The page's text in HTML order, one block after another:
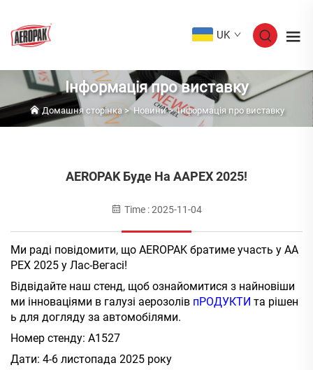
UK
Інформація про виставку
Домашня сторінка>Новини>Інформація про виставку
AEROPAK Буде На AAPEX 2025!
Time : 2025-11-04
Ми раді повідомити, що AEROPAK братиме участь у AA
PEX 2025 у Лас-Вегасі!
Відвідайте наш стенд, щоб ознайомитися з найновіши
ми інноваціями в галузі аерозолів пРОДУКТИ та рішен
ь для догляду за автомобілями.
Номер стенду: A1527
Дати: 4-6 листопада 2025 року